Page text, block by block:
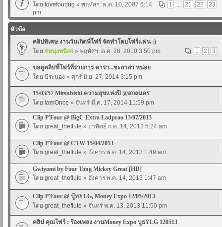
1
... 21 22 23
โดย lovefourjug » พฤหัสฯ. พ.ค. 10, 2007 6:14
pm
หัวข้อ
คลิปพิเศษ งานวันเกิดพี่โฟร์ จัดทำโดยโฟร์แฟน :)
1
2 3
โดย 4หนุงหนิง4 » พฤหัสฯ. ต.ค. 28, 2010 3:50 pm
ขอดูคลิปที่โฟร์ที่รายการ ดารา...ชะลาล่า หน่อย
โดย บีระนอง » ศุกร์ มิ.ย. 27, 2014 3:15 pm
15/03/57 Mitsubishi ความสุขแห่งปี @สกลนคร
โดย iamOnce » จันทร์ มี.ค. 17, 2014 11:59 pm
Clip P'Four @ BigC Extra Ladprao 13/07/2013
โดย great_theflute » อาทิตย์ ก.ค. 14, 2013 5:24 am
Clip P'Four @ CTW 15/04/2013
โดย great_theflute » อังคาร พ.ค. 14, 2013 1:49 am
Gwiyomi by Four Tong Mickey Great [HD]
โดย great_theflute » อังคาร พ.ค. 14, 2013 1:47 am
Clip P'Four @ บู้ทYLG, Money Expo 12/05/2013
โดย great_theflute » จันทร์ พ.ค. 13, 2013 11:50 pm
คลิป คุณโฟร์ : ร้องเพลง งานMoney Expo บูธYLG 120513